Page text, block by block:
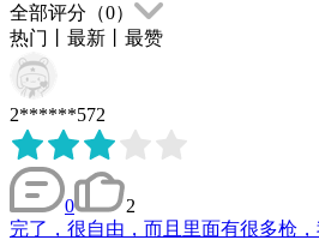
全部评分（0）
热门
最新 最赞
2******572
0
2
完了，很自由，而且里面有很多枪